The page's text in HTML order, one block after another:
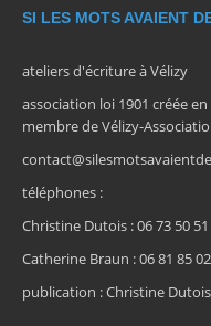
SI LES MOTS AVAIENT
ateliers d'écriture à Vélizy
association loi 1901 créée en
membre de Vélizy-
téléphones :
Christine Dutois : 06 73 50
Catherine Braun : 06 81 85
publication : Christine Dutois